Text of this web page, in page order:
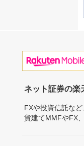
ネット証券の楽
FXや投資信託な
貨建てMMFやFX